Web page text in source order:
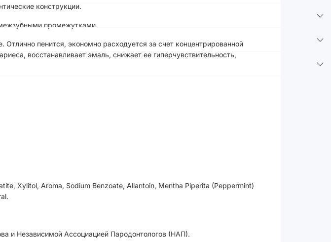
конструкции.
промежутками.
Отлично пенится, экономно расходуется за счет концентрированной
восстанавливает эмаль, снижает ее гиперчувствительность,
Xylitol, Aroma, Sodium Benzoate, Allantoin, Mentha Piperita (Peppermint)
и Независимой Ассоциацией Пародонтологов (НАП).